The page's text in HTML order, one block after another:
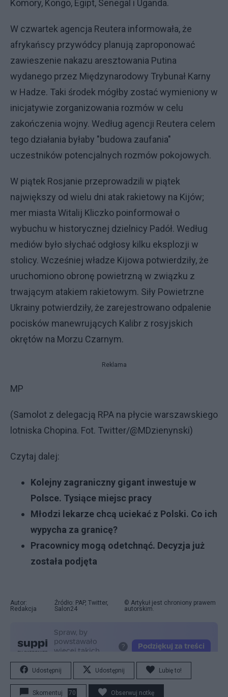
Komory, Kongo, Egipt, Senegal i Uganda.
W czwartek agencja Reutera informowała, że
afrykańscy przywódcy planują zaproponować
zawieszenie nakazu aresztowania Putina
wydanego przez Międzynarodowy Trybunał Karny
w Hadze. Taki środek mógłby zostać wymieniony w
inicjatywie zorganizowania rozmów w celu
zakończenia wojny. Według agencji Reutera celem
tego działania byłaby "budowa zaufania"
uczestników potencjalnych rozmów pokojowych.
W piątek Rosjanie przeprowadzili w piątek
największy od wielu dni atak rakietowy na Kijów;
mer miasta Witalij Kliczko poinformował o
wybuchu w historycznej dzielnicy Padół. Według
mediów było słychać odgłosy kilku eksplozji w
stolicy. Wcześniej władze Kijowa potwierdziły, że
uruchomiono obronę powietrzną w związku z
trwającym atakiem rakietowym. Siły Powietrzne
Ukrainy potwierdziły, że zarejestrowano odpalenie
pocisków manewrujących Kalibr z rosyjskich
okrętów na Morzu Czarnym.
Reklama
MP
(Samolot z delegacją RPA na płycie warszawskiego
lotniska Chopina. Fot. Twitter/@MDzienynski)
Czytaj dalej:
Kolejny zagraniczny gigant inwestuje w
Polsce. Tysiące miejsc pracy
Młodzi lekarze chcą uciekać z Polski. Co ich
wypycha za granicę?
Pracownicy mogą odetchnąć. Decyzja już
została podjęta
Autor:
Redakcja
Źródło: PAP, Twitter,
Salon24
© Artykuł jest chroniony prawem
autorskim.
Udostępnij Udostępnij Lubię to!
Skomentuj 70 Obserwuj notkę